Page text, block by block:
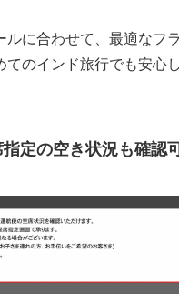
ルに合わせて、最適なフ
てのインド旅行でも安心
定の空き状況も確認